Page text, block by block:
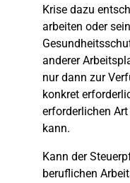
Krise dazu
arbeiten oder
anderer
nur dann zur
konkret
erforderlichen
kann.
Kann der
beruflichen